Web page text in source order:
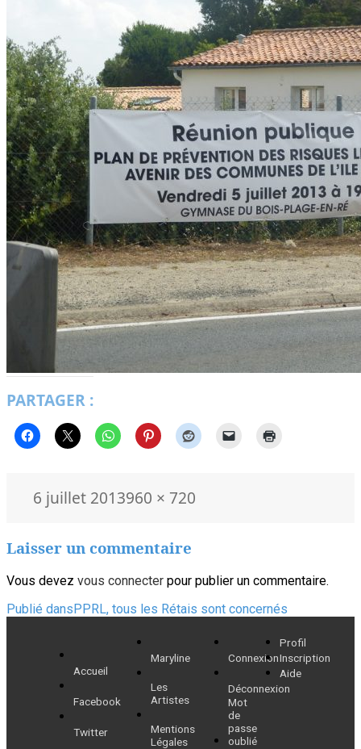
PARTAGER :
Publié
6 juillet 2013Taille
960 × 720
Laisser un commentaire
Vous devez vous connecter pour publier un commentaire.
Navigation
l’article
Publié dansPPRL, tous les Rétais sont concernés
Accueil
Facebook
Twitter
Maryline
Les
Artistes
Mentions
Légales
Connexion
Déconnexion
Mot
de
passe
oublié
Profil
Inscription
Aide